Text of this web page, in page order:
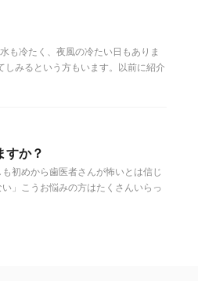
も冷たく、夜風の冷たい日もありま
みるという方もいます。以前に紹介
すか？
初めから歯医者さんが怖いとは信じ
」こうお悩みの方はたくさんいらっ